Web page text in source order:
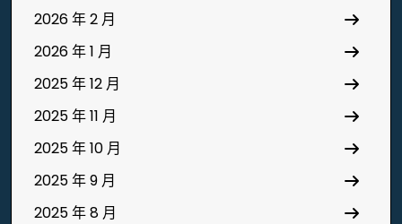
2026 年 2 月
2026 年 1 月
2025 年 12 月
2025 年 11 月
2025 年 10 月
2025 年 9 月
2025 年 8 月